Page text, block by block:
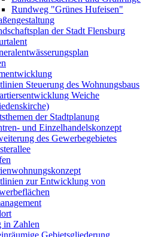
Rundweg "Grünes Hufeisen"
der Stadt Flensburg
Steuerung des Wohnungsbaus
Weiche
der Stadtplanung
und Einzelhandelskonzept
des Gewerbegebietes
zur Entwicklung von
in Zahlen
Gebietsgliederung